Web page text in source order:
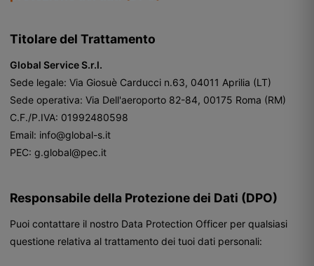
Titolare del Trattamento
Global Service S.r.l.
Sede legale: Via Giosuè Carducci n.63, 04011 Aprilia (LT)
Sede operativa: Via Dell'aeroporto 82-84, 00175 Roma (RM)
C.F./P.IVA: 01992480598
Email: info@global-s.it
PEC: g.global@pec.it
Responsabile della Protezione dei Dati (DPO)
Puoi contattare il nostro Data Protection Officer per qualsiasi
questione relativa al trattamento dei tuoi dati personali: